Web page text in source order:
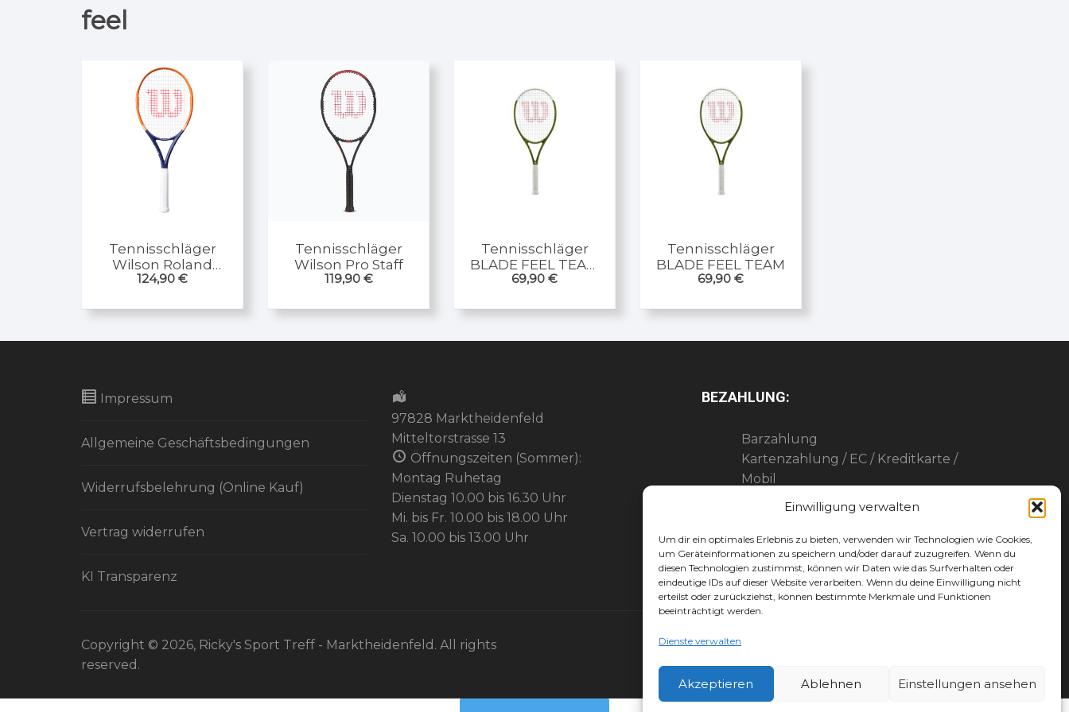
Einwilligung verwalten
Um dir ein optimales Erlebnis zu bieten, verwenden wir Technologien wie Cookies,
um Geräteinformationen zu speichern und/oder darauf zuzugreifen. Wenn du
diesen Technologien zustimmst, können wir Daten wie das Surfverhalten oder
eindeutige IDs auf dieser Website verarbeiten. Wenn du deine Einwilligung nicht
erteilst oder zurückziehst, können bestimmte Merkmale und Funktionen
beeinträchtigt werden.
Dienste verwalten
Akzeptieren Ablehnen Einstellungen ansehen
feel
Tennisschläger
Wilson Roland
Garros Equipe HP
124,90 €
Tennisschläger
Wilson Pro Staff
119,90 €
Tennisschläger
BLADE FEEL TEAM
4 1/8
69,90 €
Tennisschläger
BLADE FEEL TEAM
69,90 €
Impressum
Allgemeine Geschäftsbedingungen
Widerrufsbelehrung (Online Kauf)
Vertrag widerrufen
KI Transparenz
97828 Marktheidenfeld
Mitteltorstrasse 13
Öffnungszeiten (Sommer):
Montag Ruhetag
Dienstag 10.00 bis 16.30 Uhr
Mi. bis Fr. 10.00 bis 18.00 Uhr
Sa. 10.00 bis 13.00 Uhr
BEZAHLUNG:
Barzahlung
Kartenzahlung / EC / Kreditkarte /
Mobil
Maingutschein
Werbegemeinschaft-Gutschein
Copyright © 2026, Ricky's Sport Treff - Marktheidenfeld. All rights
reserved.